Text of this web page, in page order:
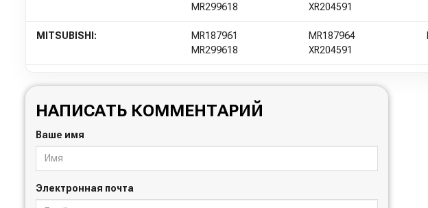
MR299618
XR204591
MITSUBISHI: MR187961 MR187964
MR299618
XR204591
НАПИСАТЬ КОММЕНТАРИЙ
Ваше имя
Электронная почта